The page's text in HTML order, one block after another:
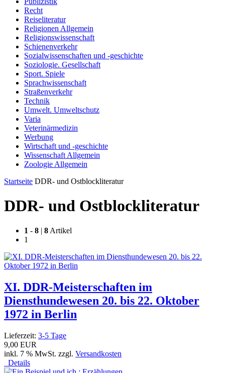
Recht
Reiseliteratur
Religionen Allgemein
Religionswissenschaft
Schienenverkehr
Sozialwissenschaften und -geschichte
Soziologie. Gesellschaft
Sport. Spiele
Sprachwissenschaft
Straßenverkehr
Technik
Umwelt. Umweltschutz
Varia
Veterinärmedizin
Werbung
Wirtschaft und -geschichte
Wissenschaft Allgemein
Zoologie Allgemein
Startseite DDR- und Ostblockliteratur
DDR- und Ostblockliteratur
1 - 8 | 8 Artikel
1
XI. DDR-Meisterschaften im
Diensthundewesen 20. bis 22. Oktober
1972 in Berlin
Lieferzeit: 3-5 Tage
9,00 EUR
inkl. 7 % MwSt. zzgl. Versandkosten
Details